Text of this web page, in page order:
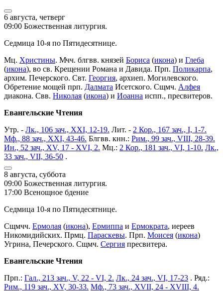
6 августа, четверг
09:00 Божественная литургия.
Седмица 10-я по Пятидесятнице.
Мц. Христины. Мчч. блгвв. князей Бориса (икона) и Глеба
(икона), во св. Крещении Романа и Давида. Прп. Поликарпа,
архим. Печерского. Свт. Георгия, архиеп. Могилевского.
Обретение мощей прп. Далмата Исетского. Сщмч. Алфея
диакона. Свв. Николая (икона) и Иоанна испп., пресвитеров.
Евангельские Чтения
Утр. - Лк., 106 зач., XXI, 12-19. Лит. - 2 Кор., 167 зач., I, 1-7.
Мф., 88 зач., XXI, 43-46. Блгвв. кнн.: Рим., 99 зач., VIII, 28-39.
Ин., 52 зач., XV, 17 - XVI, 2. Мц.: 2 Кор., 181 зач., VI, 1-10. Лк.,
33 зач., VII, 36-50 .
8 августа, суббота
09:00 Божественная литургия.
17:00 Всенощное бдение
Седмица 10-я по Пятидесятнице.
Сщмчч. Ермолая (икона), Ермиппа и Ермократа, иереев
Никомидийских. Прмц. Параскевы. Прп. Моисея (икона)
Угрина, Печерского. Сщмч. Сергия пресвитера.
Евангельские Чтения
Прп.: Гал., 213 зач., V, 22 - VI, 2. Лк., 24 зач., VI, 17-23 . Ряд.:
Рим., 119 зач., XV, 30-33. Мф., 73 зач., XVII, 24 - XVIII, 4.